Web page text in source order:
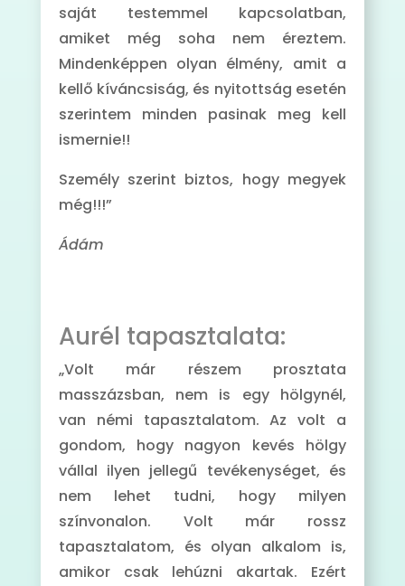
saját testemmel kapcsolatban,
amiket még soha nem éreztem.
Mindenképpen olyan élmény, amit a
kellő kíváncsiság, és nyitottság esetén
szerintem minden pasinak meg kell
ismernie!!
Személy szerint biztos, hogy megyek
még!!!”
Ádám
Aurél tapasztalata:
„Volt már részem prosztata
masszázsban, nem is egy hölgynél,
van némi tapasztalatom. Az volt a
gondom, hogy nagyon kevés hölgy
vállal ilyen jellegű tevékenységet, és
nem lehet tudni, hogy milyen
színvonalon. Volt már rossz
tapasztalatom, és olyan alkalom is,
amikor csak lehúzni akartak. Ezért